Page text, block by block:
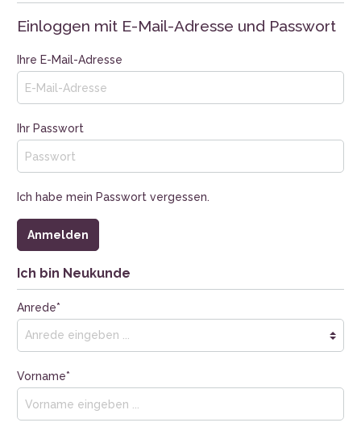
Einloggen mit E-Mail-Adresse und Passwort
Ihre E-Mail-Adresse
Ihr Passwort
Ich habe mein Passwort vergessen.
Anmelden
Ich bin Neukunde
Anrede*
Vorname*